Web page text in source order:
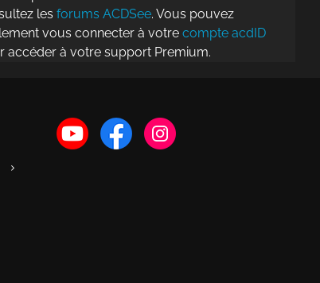
les forums ACDSee. Vous pouvez
vous connecter à votre compte acdID
accéder à votre support Premium.